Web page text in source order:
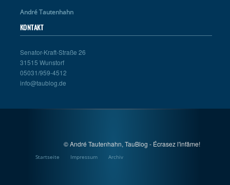
André Tautenhahn
KONTAKT
Senator-Kraft-Straße 26
31515 Wunstorf
05031/959-4512
info@taublog.de
© André Tautenhahn, TauBlog - Écrasez l'infâme!
Startseite Impressum Archiv